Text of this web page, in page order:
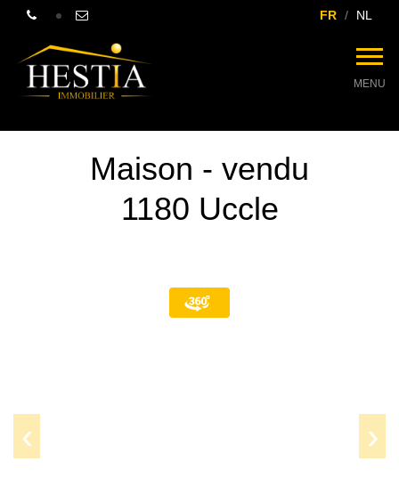
FR NL
MENU
Maison - vendu
1180 Uccle